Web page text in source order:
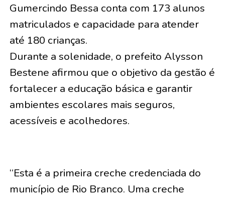
Gumercindo Bessa conta com 173 alunos
matriculados e capacidade para atender
até 180 crianças.
Durante a solenidade, o prefeito Alysson
Bestene afirmou que o objetivo da gestão é
fortalecer a educação básica e garantir
ambientes escolares mais seguros,
acessíveis e acolhedores.
“Esta é a primeira creche credenciada do
município de Rio Branco. Uma creche